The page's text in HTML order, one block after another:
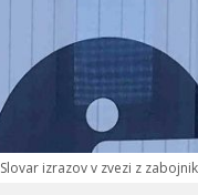
Slovar izrazov v zvezi z